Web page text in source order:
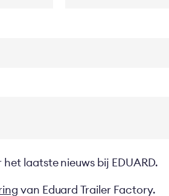
laatste nieuws bij EDUARD.
van Eduard Trailer Factory.